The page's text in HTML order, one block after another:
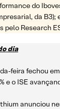
do
da B3);
Research
dia
feira fechou
e o ISE
anunciou